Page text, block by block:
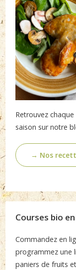
Retrouvez
saison sur notre
→ Nos
Courses bio
Commandez en
programmez une
paniers de fruits